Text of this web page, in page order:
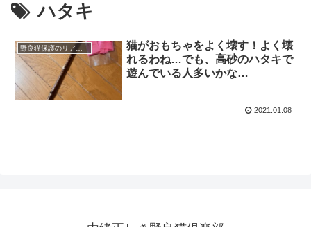
ハタキ
野良猫保護のリアルと心構え
猫がおもちゃをよく壊す！よく壊
れるわね…でも、高砂のハタキで
遊んでいる人多いかな…
2021.01.08